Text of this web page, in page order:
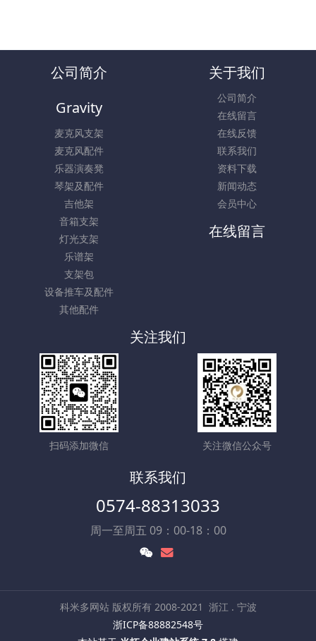
公司简介 关于我们
公司简介
在线留言
在线反馈
联系我们
资料下载
新闻动态
会员中心
Gravity
麦克风支架
麦克风配件
乐器演奏凳
琴架及配件
吉他架
音箱支架
灯光支架
乐谱架
支架包
设备推车及配件
其他配件
在线留言
关注我们
扫码添加微信 关注微信公众号
联系我们
0574-88313033
周一至周五 09：00-18：00
科米多网站 版权所有 2008-2021 浙江 . 宁波
浙ICP备88882548号